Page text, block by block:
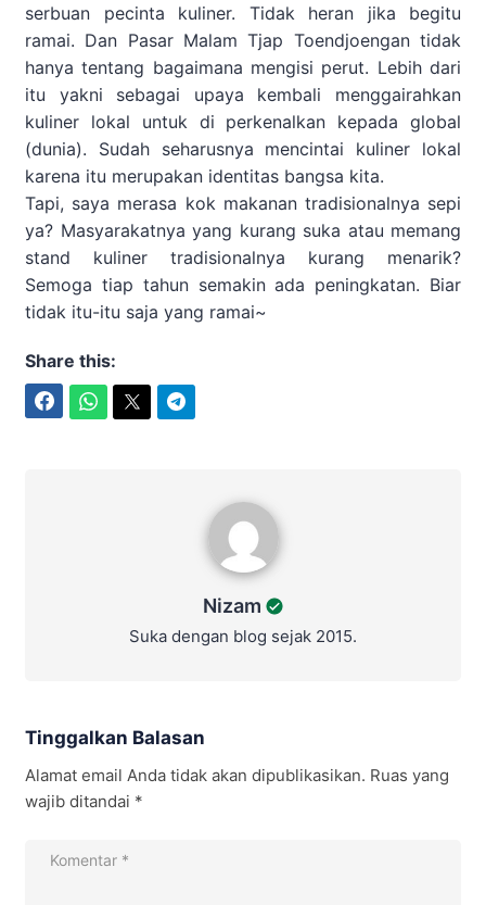
serbuan pecinta kuliner. Tidak heran jika begitu
ramai. Dan Pasar Malam Tjap Toendjoengan tidak
hanya tentang bagaimana mengisi perut. Lebih dari
itu yakni sebagai upaya kembali menggairahkan
kuliner lokal untuk di perkenalkan kepada global
(dunia). Sudah seharusnya mencintai kuliner lokal
karena itu merupakan identitas bangsa kita.
Tapi, saya merasa kok makanan tradisionalnya sepi
ya? Masyarakatnya yang kurang suka atau memang
stand kuliner tradisionalnya kurang menarik?
Semoga tiap tahun semakin ada peningkatan. Biar
tidak itu-itu saja yang ramai~
Share this:
Nizam
Suka dengan blog sejak 2015.
Tinggalkan Balasan
Alamat email Anda tidak akan dipublikasikan. Ruas yang
wajib ditandai *